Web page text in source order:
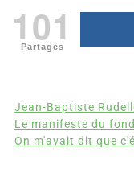
101
Partages
Jean-Baptiste
Le manifeste du
On m'avait dit que